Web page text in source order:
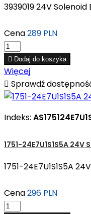
3939019 24V
Cena289 PLN
 Dodaj do koszyka
Więcej
 Sprawdź
Indeks:
1751-24E7U1S1S5A
1751-24E7U1S1S5A
Cena296 PLN